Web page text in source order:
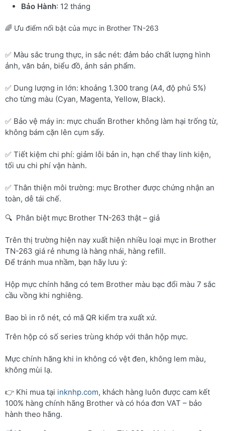
Bảo Hành: 12 tháng
🌈 Ưu điểm nổi bật của mực in Brother TN-263
✅ Màu sắc trung thực, in sắc nét: đảm bảo chất lượng hình
ảnh, văn bản, biểu đồ, ảnh sản phẩm.
✅ Dung lượng in lớn: khoảng 1.300 trang (A4, độ phủ 5%)
cho từng màu (Cyan, Magenta, Yellow, Black).
✅ Bảo vệ máy in: mực chuẩn Brother không làm hại trống từ,
không bám cặn lên cụm sấy.
✅ Tiết kiệm chi phí: giảm lỗi bản in, hạn chế thay linh kiện,
tối ưu chi phí vận hành.
✅ Thân thiện môi trường: mực Brother được chứng nhận an
toàn, dễ tái chế.
🔍 Phân biệt mực Brother TN-263 thật – giả
Trên thị trường hiện nay xuất hiện nhiều loại mực in Brother
TN-263 giá rẻ nhưng là hàng nhái, hàng refill.
Để tránh mua nhầm, bạn hãy lưu ý:
Hộp mực chính hãng có tem Brother màu bạc đổi màu 7 sắc
cầu vồng khi nghiêng.
Bao bì in rõ nét, có mã QR kiểm tra xuất xứ.
Trên hộp có số series trùng khớp với thân hộp mực.
Mực chính hãng khi in không có vệt đen, không lem màu,
không mùi lạ.
👉 Khi mua tại inknhp.com, khách hàng luôn được cam kết
100% hàng chính hãng Brother và có hóa đơn VAT – bảo
hành theo hãng.